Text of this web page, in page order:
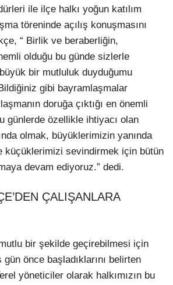
ile ilçe halkı yoğun katılım
töreninde açılış konuşmasını
“ Birlik ve beraberliğin,
olduğu bu günde sizlerle
bir mutluluk duyduğumu
gibi bayramlaşmalar
doruğa çıktığı en önemli
günlerde özellikle ihtiyacı olan
olmak, büyüklerimizin yanında
küçüklerimizi sevindirmek için bütün
devam ediyoruz.” dedi.
ÇALIŞANLARA
mutlu bir şekilde geçirebilmesi için
gün önce başladıklarını belirten
yöneticiler olarak halkımızın bu